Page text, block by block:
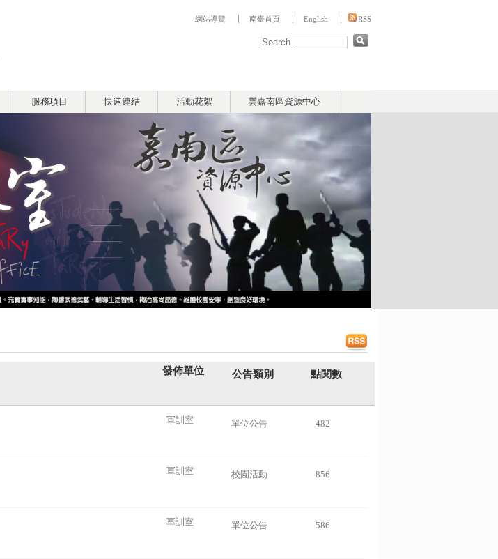
網站導覽 南臺首頁 English RSS
服務項目 快速連結 活動花絮 雲嘉南區資源中心
發佈單位 公告類別
點閱數
軍訓室 單位公告
482
軍訓室 校園活動
856
軍訓室 單位公告
586